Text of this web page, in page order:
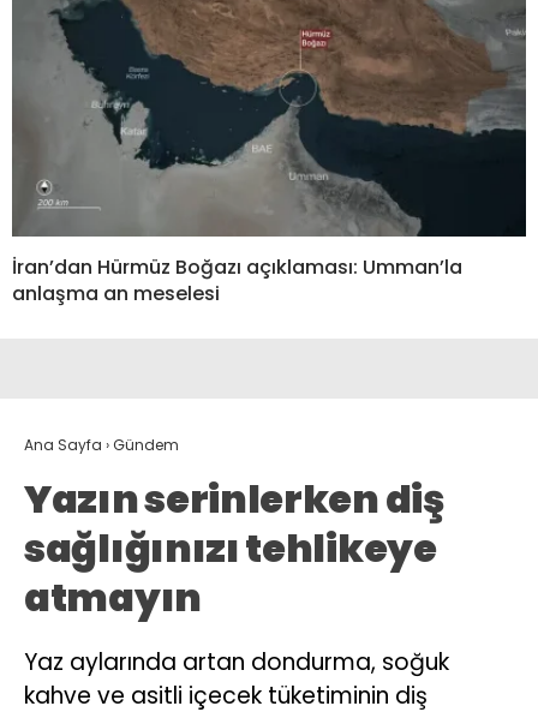
İran’dan Hürmüz Boğazı açıklaması: Umman’la
anlaşma an meselesi
Ana Sayfa ›Gündem
Yazın serinlerken diş
sağlığınızı tehlikeye
atmayın
Yaz aylarında artan dondurma, soğuk
kahve ve asitli içecek tüketiminin diş